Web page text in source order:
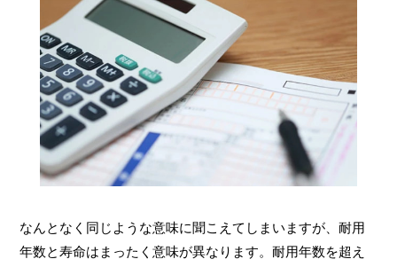
なんとなく同じような意味に聞こえてしまいますが、耐用
年数と寿命はまったく意味が異なります。耐用年数を超え